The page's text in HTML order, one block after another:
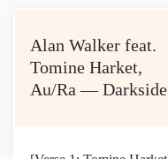
Alan Walker feat.
Tomine Harket,
Au/Ra — Darkside